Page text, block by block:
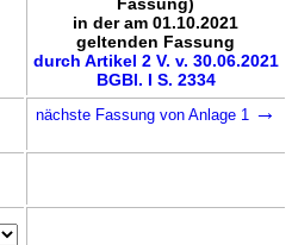
in der am 01.10.2021
geltenden Fassung
durch Artikel 2 V. v. 30.06.2021
BGBl. I S. 2334
nächste Fassung von Anlage 1 →